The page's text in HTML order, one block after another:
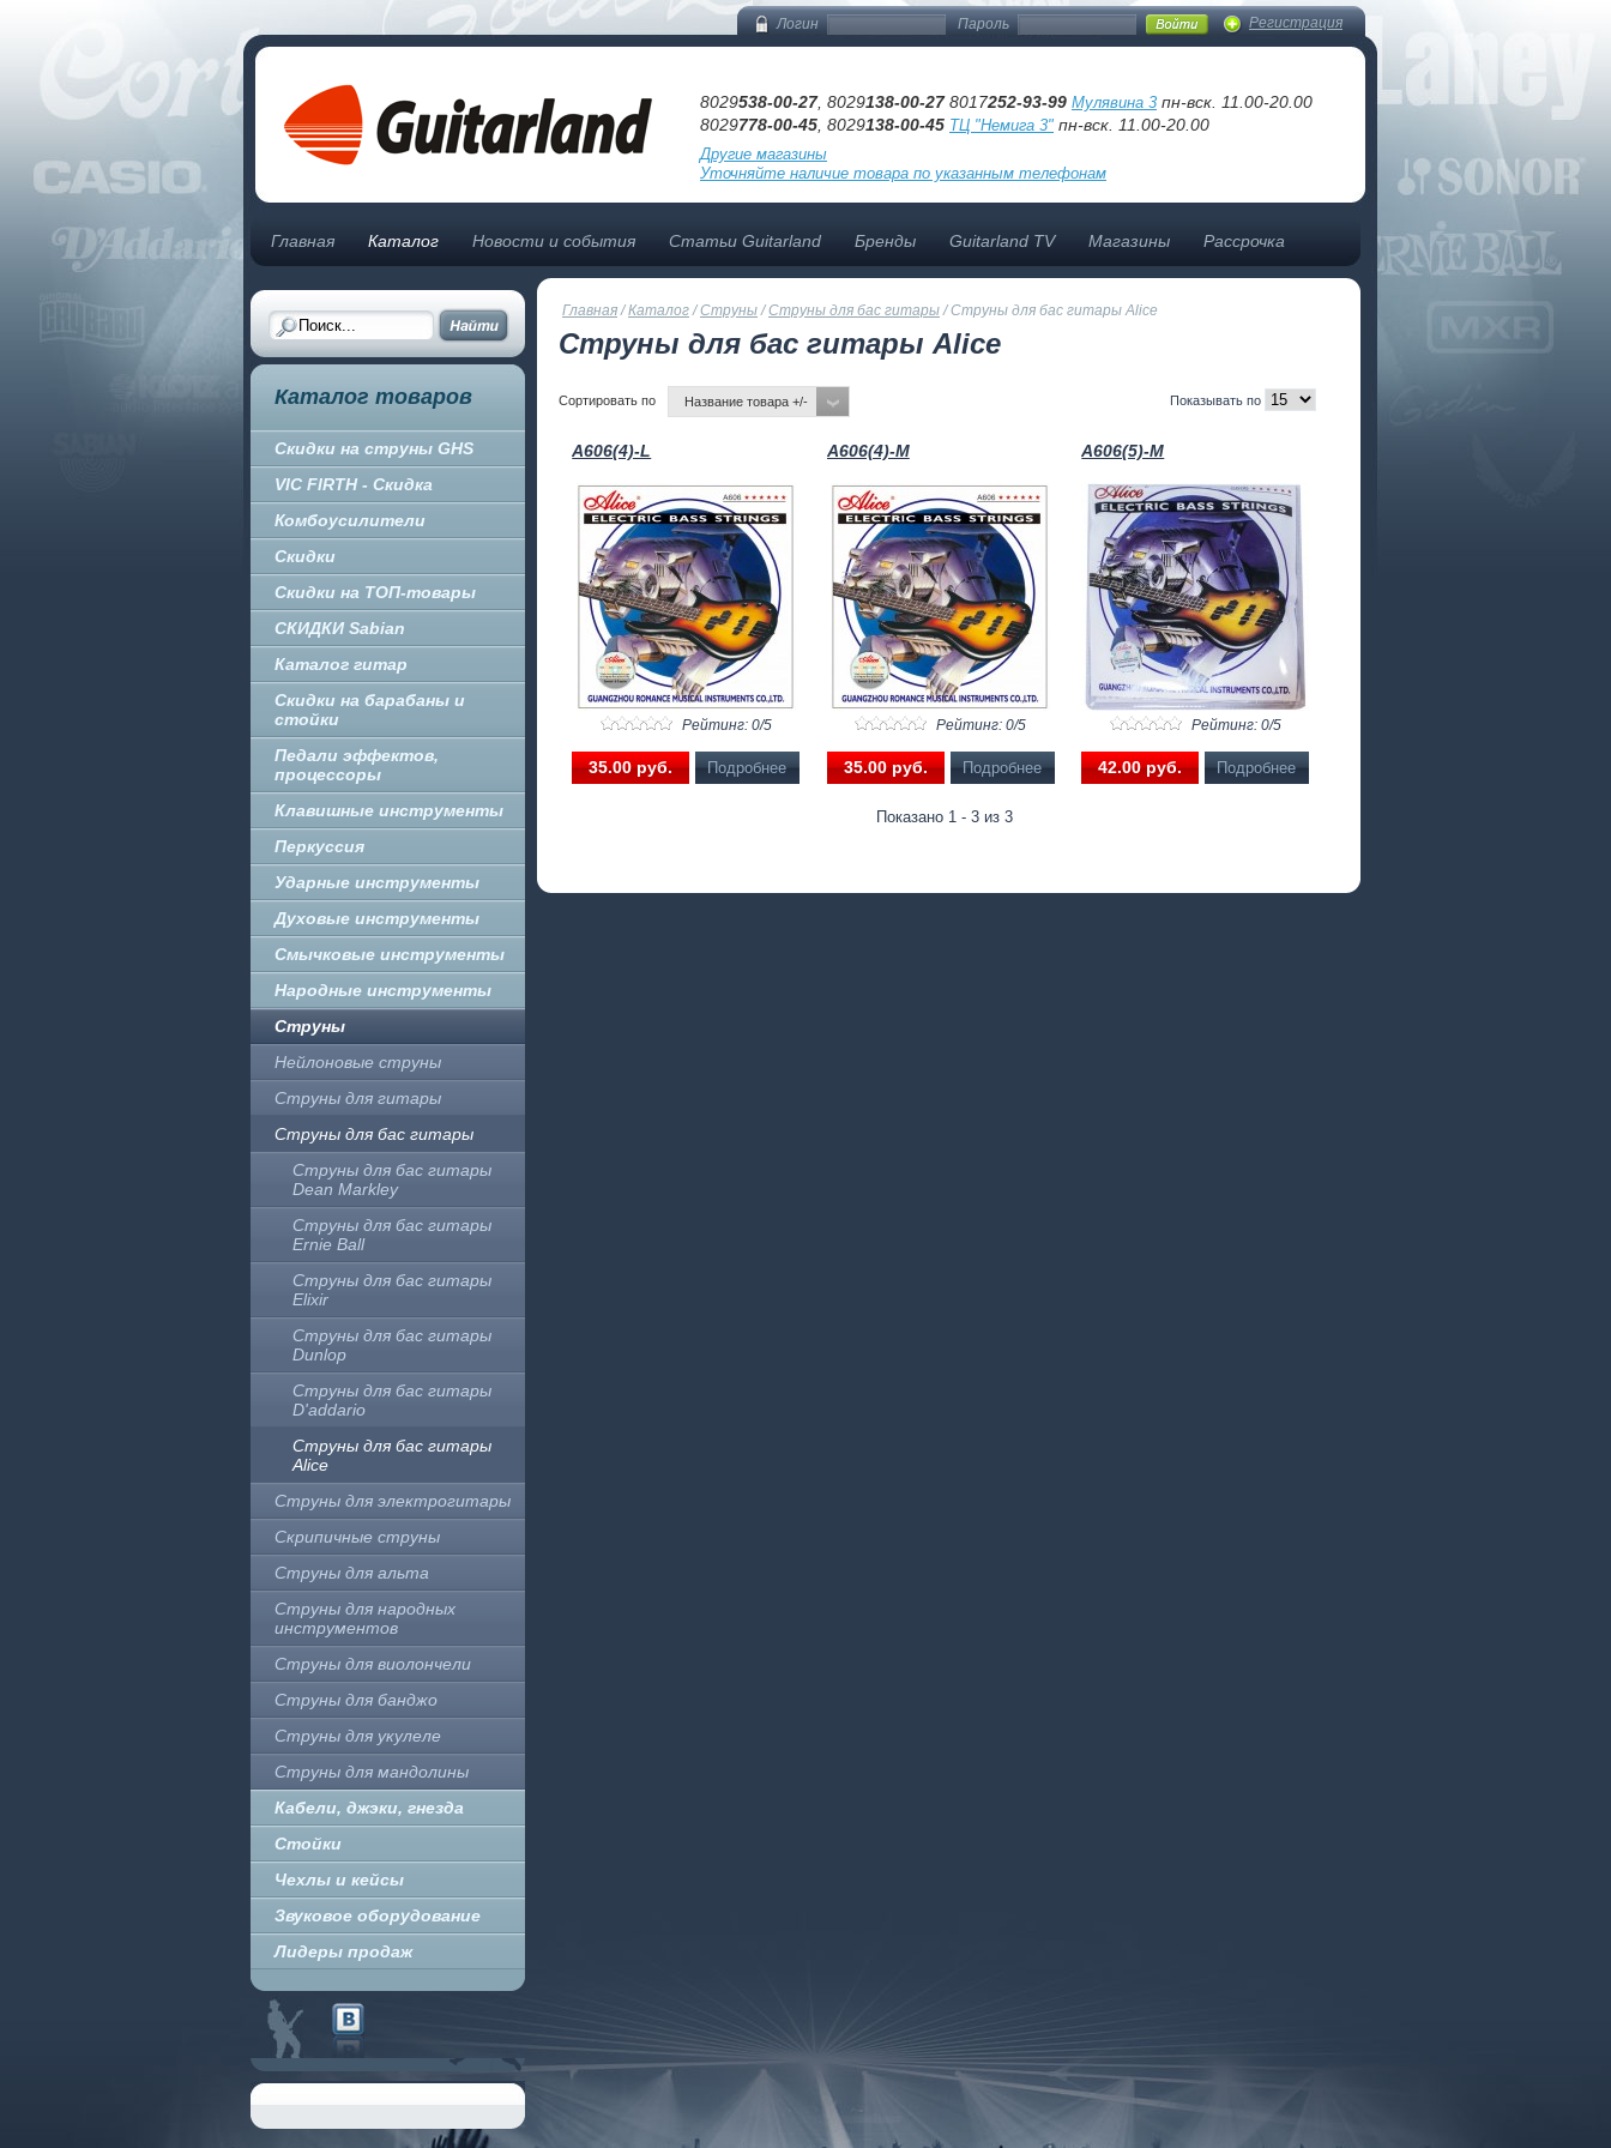
Логин Пароль Регистрация
8029538-00-27, 8029138-00-278017252-93-99 Мулявина 3 пн-вск. 11.00-20.00
8029778-00-45 , 8029138-00-45 ТЦ "Немига 3" пн-вск. 11.00-20.00
Другие магазины
Уточняйте наличие товара по указанным телефонам
Главная Каталог Новости и события Статьи Guitarland Бренды Guitarland TV Магазины Рассрочка
Каталог товаров
Скидки на струны GHS
VIC FIRTH - Скидка
Комбоусилители
Скидки
Скидки на ТОП-товары
СКИДКИ Sabian
Каталог гитар
Скидки на барабаны и
стойки
Педали эффектов,
процессоры
Клавишные инструменты
Перкуссия
Ударные инструменты
Духовые инструменты
Смычковые инструменты
Народные инструменты
Струны
Нейлоновые струны
Струны для гитары
Струны для бас гитары
Струны для бас гитары
Dean Markley
Струны для бас гитары
Ernie Ball
Струны для бас гитары
Elixir
Струны для бас гитары
Dunlop
Струны для бас гитары
D'addario
Струны для бас гитары
Alice
Струны для электрогитары
Скрипичные струны
Струны для альта
Струны для народных
инструментов
Струны для виолончели
Струны для банджо
Струны для укулеле
Струны для мандолины
Кабели, джэки, гнезда
Стойки
Чехлы и кейсы
Звуковое оборудование
Лидеры продаж
Главная/Каталог/Струны/Струны для бас гитары/Струны для бас гитары Alice
Струны для бас гитары Alice
Сортировать по Название товара +/- Показывать по
A606(4)-L
Рейтинг: 0/5
35.00 pуб. Подробнее
A606(4)-M
Рейтинг: 0/5
35.00 pуб. Подробнее
A606(5)-M
Рейтинг: 0/5
42.00 pуб. Подробнее
Показано 1 - 3 из 3